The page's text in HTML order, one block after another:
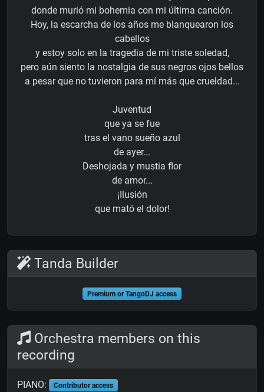
donde murió mi bohemia con mi última canción.
Hoy, la escarcha de los años me blanquearon los
cabellos
y estoy solo en la tragedia de mi triste soledad,
pero aún siento la nostalgia de sus negros ojos bellos
a pesar que no tuvieron para mí más que crueldad...
Juventud
que ya se fue
tras el vano sueño azul
de ayer...
Deshojada y mustia flor
de amor...
¡Ilusión
que mató el dolor!
Tanda Builder
Premium or TangoDJ access
Orchestra members on this
recording
PIANO: Contributor access